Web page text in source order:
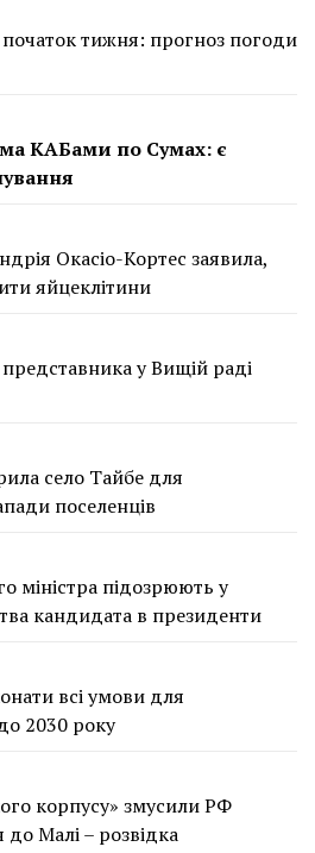
тижня: прогноз погоди
КАБами по Сумах: є
Окасіо-Кортес заявила,
яйцеклітини
у Вищій раді
село Тайбе для
поселенців
міністра підозрюють у
кандидата в президенти
всі умови для
2030 року
корпусу» змусили РФ
Малі – розвідка